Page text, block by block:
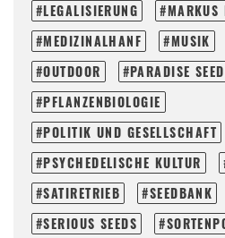
LEGALISIERUNG
MARKUS
MEDIZINALHANF
MUSIK
OUTDOOR
PARADISE
PFLANZENBIOLOGIE
POLITIK UND GESELLSCHAFT
PSYCHEDELISCHE KULTUR
SATIRETRIEB
SEEDBANK
SERIOUS SEEDS